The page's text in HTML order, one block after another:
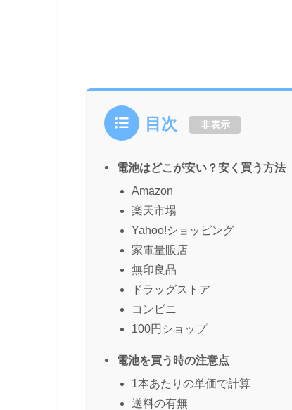
目次 非表示
電池はどこが安い？安く買う方法
Amazon
楽天市場
Yahoo!ショッピング
家電量販店
無印良品
ドラッグストア
コンビニ
100円ショップ
電池を買う時の注意点
1本あたりの単価で計算
送料の有無